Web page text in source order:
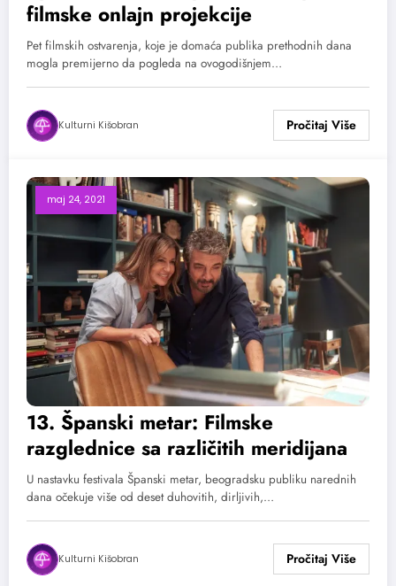
filmske onlajn projekcije
Pet filmskih ostvarenja, koje je domaća publika prethodnih dana
mogla premijerno da pogleda na ovogodišnjem…
Kulturni Kišobran
maj 24, 2021
13. Španski metar: Filmske
razglednice sa različitih meridijana
U nastavku festivala Španski metar, beogradsku publiku narednih
dana očekuje više od deset duhovitih, dirljivih,…
Kulturni Kišobran